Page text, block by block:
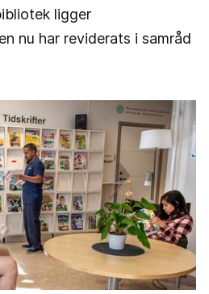
ligger
nu har reviderats i samråd